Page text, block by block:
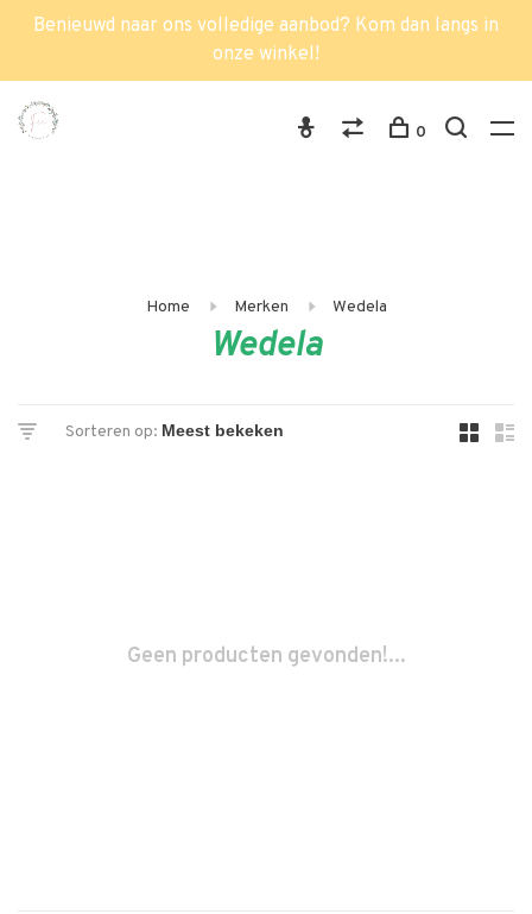
Benieuwd naar ons volledige aanbod? Kom dan langs in
onze winkel!
0
Home Merken Wedela
Wedela
Sorteren op:
Geen producten gevonden!...